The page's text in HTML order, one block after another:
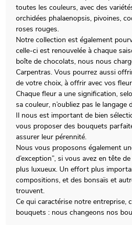
toutes les couleurs, avec des
orchidées phalaenopsis, pivoines,
roses rouges.
Notre collection est également
celle-ci est renouvelée à chaque
boîte de chocolats, nous nous
Carpentras. Vous pourrez aussi
de votre choix, à offrir avec vos
Chaque fleur a une signification,
sa couleur, n’oubliez pas le langage
Il nous est important de bien
vous proposer des bouquets
assurer leur pérennité.
Nous vous proposons également
d’exception”, si vous avez en tête
plus luxueux. Un effort plus
compositions, et des bonsaïs et
trouvent.
Ce qui caractérise notre entreprise,
bouquets : nous changeons nos